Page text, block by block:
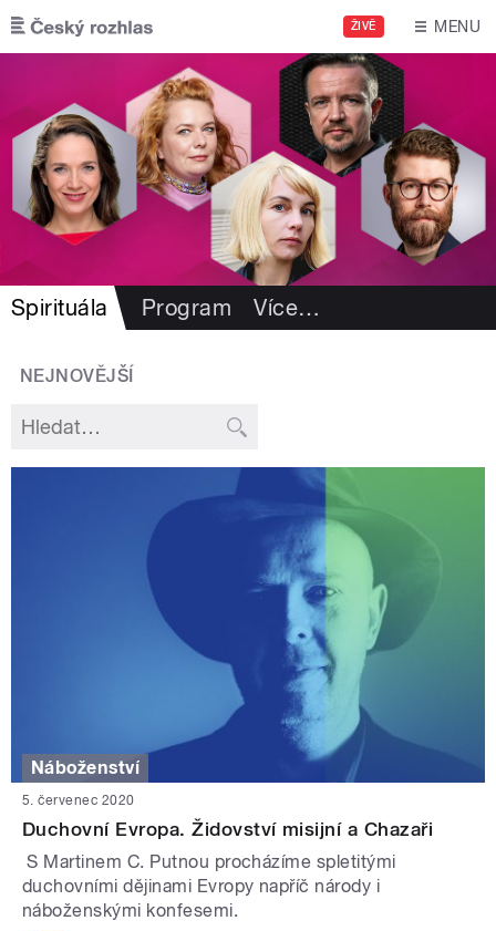
Přejít k hlavnímu obsahu
ŽIVĚ MENU
Spirituála Program Více…
NEJNOVĚJŠÍ
Náboženství
5. červenec 2020
Duchovní Evropa. Židovství misijní a Chazaři
S Martinem C. Putnou procházíme spletitými
duchovními dějinami Evropy napříč národy i
náboženskými konfesemi.